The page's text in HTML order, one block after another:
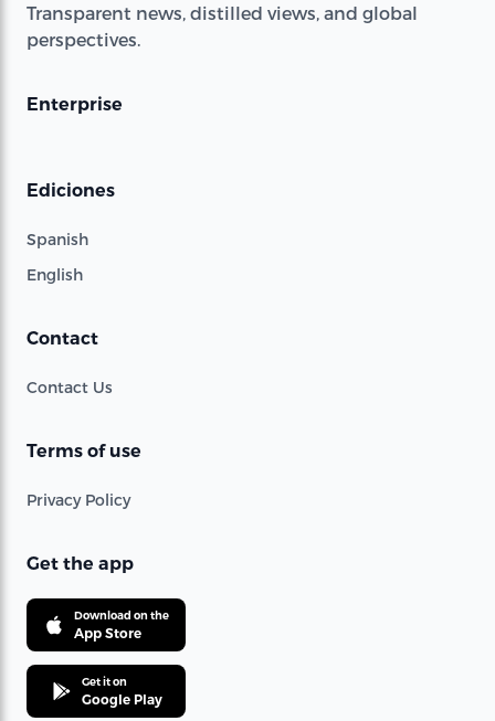
Transparent news, distilled views, and global
perspectives.
Enterprise
Ediciones
Spanish
English
Contact
Contact Us
Terms of use
Privacy Policy
Get the app
Download on the
App Store
Get it on
Google Play